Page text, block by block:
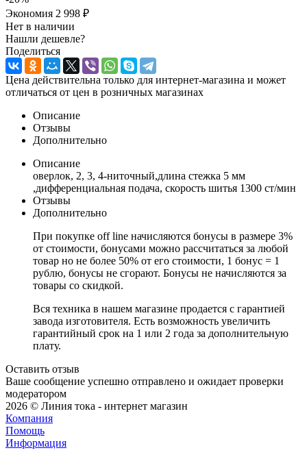
Экономия 2 998 ₽
Нет в наличии
Нашли дешевле?
Поделиться
Цена действительна только для интернет-магазина и может
отличаться от цен в розничных магазинах
Описание
Отзывы
Дополнительно
Описание
оверлок, 2, 3, 4-ниточный,длина стежка 5 мм
,дифференциальная подача, скорость шитья 1300 ст/мин
Отзывы
Дополнительно
При покупке off line начисляются бонусы в размере 3%
от стоимости, бонусами можно рассчитаться за любой
товар но не более 50% от его стоимости, 1 бонус = 1
рублю, бонусы не сгорают. Бонусы не начисляются за
товары со скидкой.
Вся техника в нашем магазине продается с гарантией
завода изготовителя. Есть возможность увеличить
гарантийный срок на 1 или 2 года за дополнительную
плату.
Оставить отзыв
Ваше сообщение успешно отправлено и ожидает проверки
модератором
2026 © Линия тока - интернет магазин
Компания
Помощь
Информация